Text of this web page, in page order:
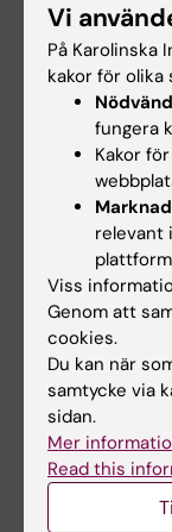
Jan Ellenberg:
division
Länkar:
SciLifeLab Profile
Jan Ellenberg
Cell- och
Vi
På Karolinska
kakor för olika
fungera
Kakor för
relevant
Viss
Genom att
cookies.
Du kan när
samtycke via
sidan.
Mer
Read this